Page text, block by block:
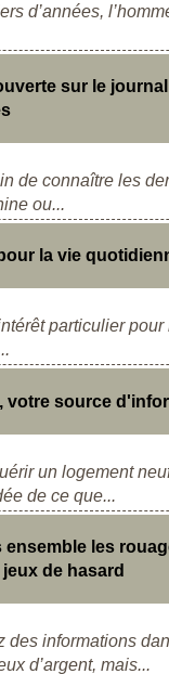
d’années,
sur le
de connaître les
ou...
la vie
particulier
votre source
un logement
de ce que...
ensemble les
de hasard
des informations
d’argent, mais...